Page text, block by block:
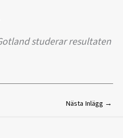
studerar resultaten
Nästa Inlägg →